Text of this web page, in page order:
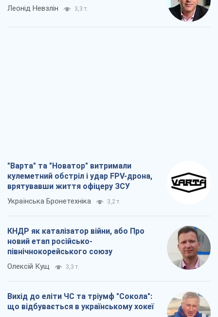
Леонід Невзлін 3,3 т.
"Варта" та "Новатор" витримали
кулеметний обстріл і удар FPV-дрона,
врятувавши життя офіцеру ЗСУ
Українська Бронетехніка 3,2 т.
КНДР як каталізатор війни, або Про
новий етап російсько-
північнокорейського союзу
Олексій Кущ 3,3 т.
Вихід до еліти ЧС та тріумф "Сокола":
що відбувається в українському хокеї